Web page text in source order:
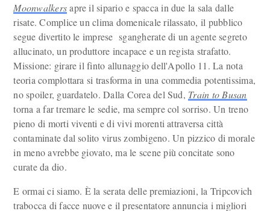
Moonwalkersapre il sipario e spacca in due la sala dalle
risate. Complice un clima domenicale rilassato, il pubblico
segue divertito le imprese sgangherate di un agente segreto
allucinato, un produttore incapace e un regista strafatto.
Missione: girare il finto allunaggio dell'Apollo 11. La nota
teoria complottara si trasforma in una commedia potentissima,
no spoiler, guardatelo. Dalla Corea del Sud, Train to Busan
torna a far tremare le sedie, ma sempre col sorriso. Un treno
pieno di morti viventi e di vivi morenti attraversa città
contaminate dal solito virus zombigeno. Un pizzico di morale
in meno avrebbe giovato, ma le scene più concitate sono
curate da dio.
E ormai ci siamo. È la serata delle premiazioni, la Tripcovich
trabocca di facce nuove e il presentatore annuncia i migliori